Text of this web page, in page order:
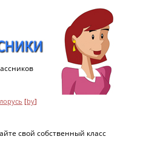
[by]
свой собственный класс